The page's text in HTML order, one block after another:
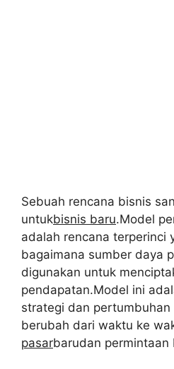
Sebuah rencana bisnis
untukbisnis baru.Model
adalah rencana terperinci
bagaimana sumber daya
digunakan untuk
pendapatan.Model ini
strategi dan
berubah dari waktu ke
pasarbarudan permintaan